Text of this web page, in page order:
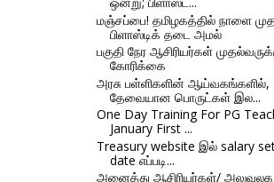
மஞ்சப்பை! தமிழகத்தில் நாளை
பிளாஸ்டிக் தடை அமல்
பகுதி நேர ஆசிரியர்கள்
கோரிக்கை
அரசு பள்ளிகளின் ஆய்வகங்களில்,
தேவையான பொருட்கள் இல...
One Day Training For PG
January First ...
Treasury website இல் salary
date எப்படி...
அனைத்து ஆசிரியர்கள்/ அலுவலக